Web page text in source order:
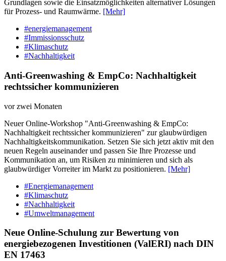
Grundlagen sowie die Einsatzmöglichkeiten alternativer Lösungen
für Prozess- und Raumwärme. [Mehr]
#energiemanagement
#Immissionsschutz
#Klimaschutz
#Nachhaltigkeit
Anti-Greenwashing & EmpCo: Nachhaltigkeit
rechtssicher kommunizieren
vor zwei Monaten
Neuer Online-Workshop "Anti-Greenwashing & EmpCo:
Nachhaltigkeit rechtssicher kommunizieren" zur glaubwürdigen
Nachhaltigkeitskommunikation. Setzen Sie sich jetzt aktiv mit den
neuen Regeln auseinander und passen Sie Ihre Prozesse und
Kommunikation an, um Risiken zu minimieren und sich als
glaubwürdiger Vorreiter im Markt zu positionieren. [Mehr]
#Energiemanagement
#Klimaschutz
#Nachhaltigkeit
#Umweltmanagement
Neue Online-Schulung zur Bewertung von
energiebezogenen Investitionen (ValERI) nach DIN
EN 17463